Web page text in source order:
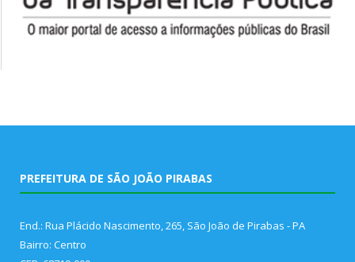
PREFEITURA DE SÃO JOÃO PIRABAS
End.: Rua Plácido Nascimento, 265, São João de Pirabas - PA
Bairro: Centro